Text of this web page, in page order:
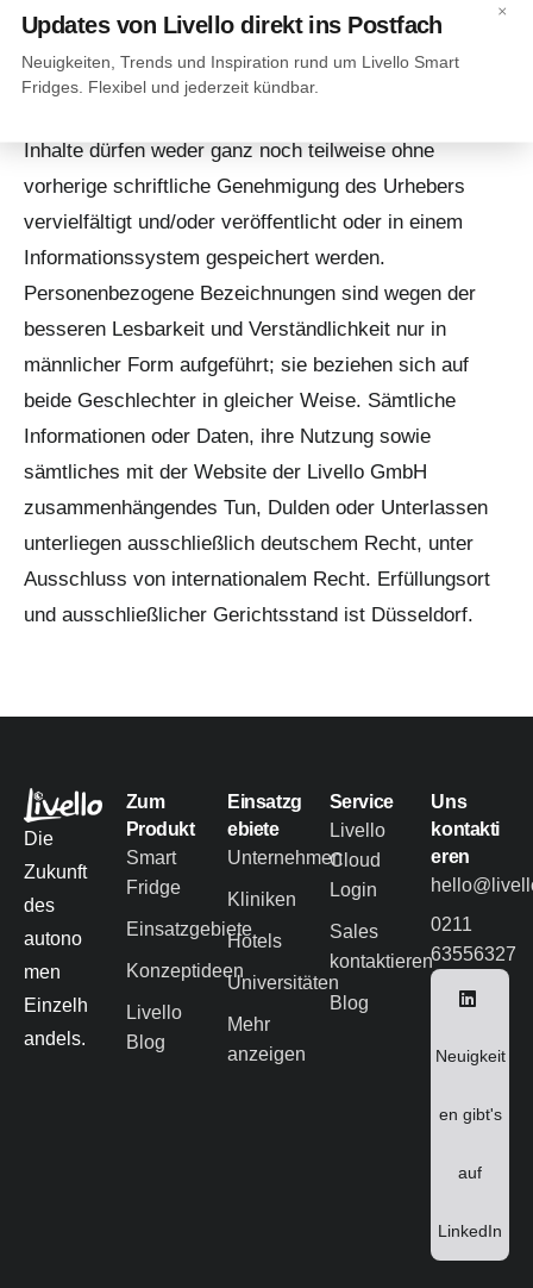
zwischen der Livello GmbH und dem Nutzer der
Website oder Dritten bestehen nicht. Die Inhalte der
Inhalte dürfen weder ganz noch teilweise ohne
vorherige schriftliche Genehmigung des Urhebers
vervielfältigt und/oder veröffentlicht oder in einem
Informationssystem gespeichert werden.
Personenbezogene Bezeichnungen sind wegen der
besseren Lesbarkeit und Verständlichkeit nur in
männlicher Form aufgeführt; sie beziehen sich auf
beide Geschlechter in gleicher Weise. Sämtliche
Informationen oder Daten, ihre Nutzung sowie
sämtliches mit der Website der Livello GmbH
zusammenhängendes Tun, Dulden oder Unterlassen
unterliegen ausschließlich deutschem Recht, unter
Ausschluss von internationalem Recht. Erfüllungsort
und ausschließlicher Gerichtsstand ist Düsseldorf.
Die
Zukunft
des
autono
men
Einzelh
andels.
Zum
Produkt
Smart
Fridge
Einsatzgebiete
Konzeptideen
Livello
Blog
Einsatzg
ebiete
Unternehmen
Kliniken
Hotels
Universitäten
Mehr
anzeigen
Service
Livello
Cloud
Login
Sales
kontaktieren
Blog
Uns
kontakti
eren
0211
63556327
Neuigkeit
en gibt's
auf
LinkedIn
×
Updates von Livello direkt ins Postfach
Neuigkeiten, Trends und Inspiration rund um Livello Smart
Fridges. Flexibel und jederzeit kündbar.